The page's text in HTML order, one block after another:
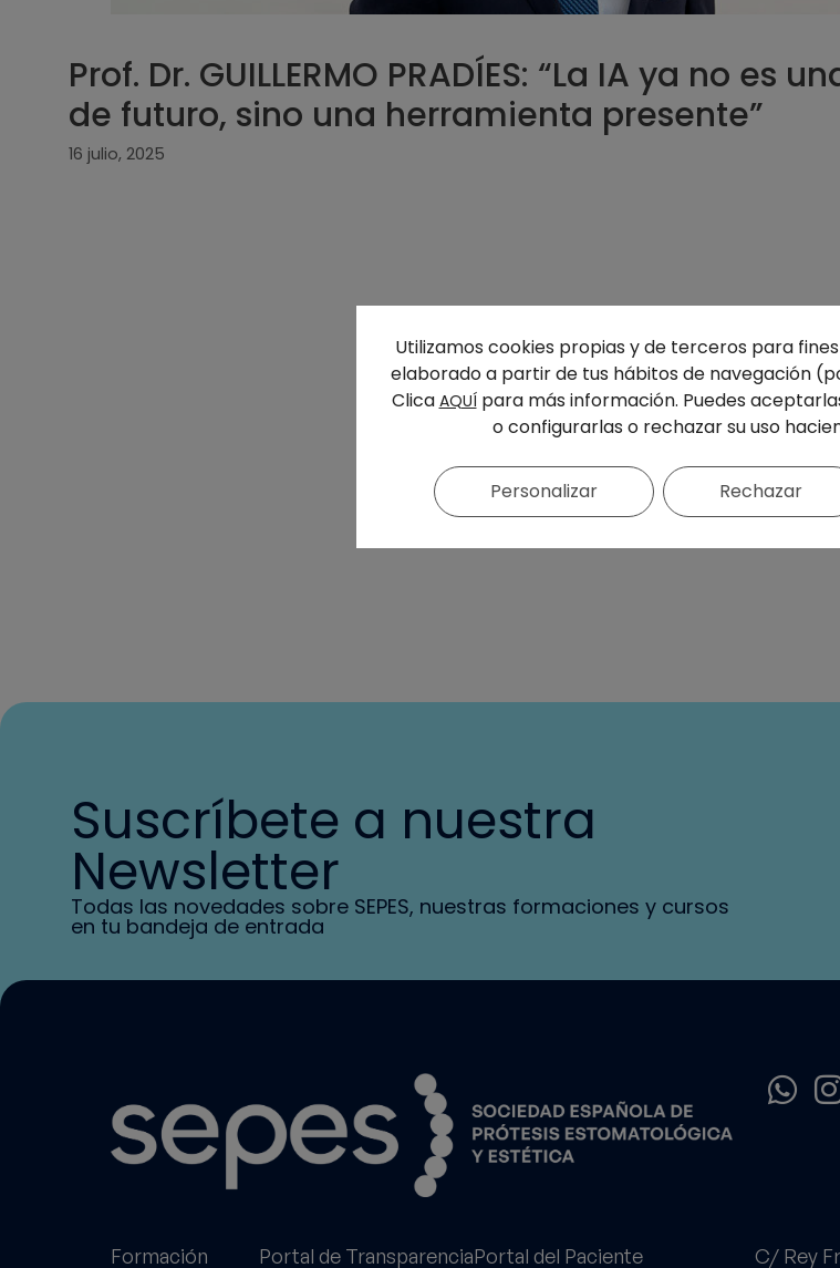
Prof. Dr. GUILLERMO PRADÍES: “La IA ya no es
de futuro, sino una herramienta presente”
16 julio, 2025
Suscríbete a nuestra
Newsletter
Todas las novedades sobre SEPES, nuestras formaciones y cursos
en tu bandeja de entrada
Formación Portal de TransparenciaPortal del Paciente C/ Rey
Utilizamos cookies propias y de terceros para
elaborado a partir de tus hábitos de navegación
Clica AQUÍpara más información. Puedes
o configurarlas o rechazar su uso
Rechazar
Personalizar